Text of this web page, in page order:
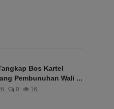
Bos Kartel
Pembunuhan Wali ...
0 16